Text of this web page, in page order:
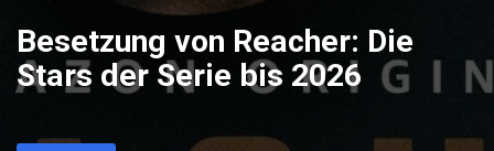
Besetzung von Reacher: Die
Stars der Serie bis 2026